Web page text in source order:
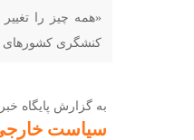
«همه چیز را تغییر
کنشگری کشورهای
به گزارش پایگاه خبری –
سیاست